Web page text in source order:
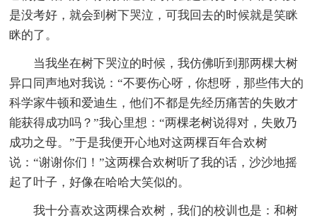
是没考好，就会到树下哭泣，可我回去的时候就是笑眯
眯的了。
当我坐在树下哭泣的时候，我仿佛听到那两棵大树
异口同声地对我说：“不要伤心呀，你想呀，那些伟大的
科学家牛顿和爱迪生，他们不都是先经历痛苦的失败才
能获得成功吗？”我心里想：“两棵老树说得对，失败乃
成功之母。”于是我便开心地对这两棵百年合欢树
说：“谢谢你们！”这两棵合欢树听了我的话，沙沙地摇
起了叶子，好像在哈哈大笑似的。
我十分喜欢这两棵合欢树，我们的校训也是：和树